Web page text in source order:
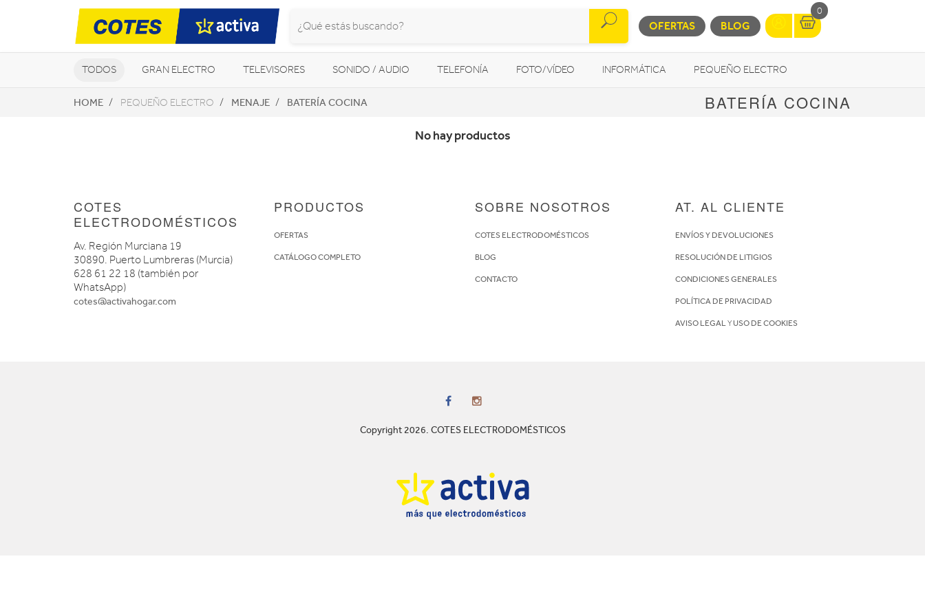
OFERTAS BLOG
0
TODOS GRAN ELECTRO TELEVISORES SONIDO / AUDIO TELEFONÍA FOTO/VÍDEO INFORMÁTICA PEQUEÑO ELECTRO
CLIMATIZACIÓN Y CALEFACCIÓN MOVILIDAD URBANA
HOME PEQUEÑO ELECTRO MENAJE BATERÍA COCINA BATERÍA COCINA
No hay productos
COTES
ELECTRODOMÉSTICOS
Av. Región Murciana 19
30890. Puerto Lumbreras (Murcia)
628 61 22 18 (también por
WhatsApp)
cotes@activahogar.com
PRODUCTOS
OFERTAS
CATÁLOGO COMPLETO
SOBRE NOSOTROS
COTES ELECTRODOMÉSTICOS
BLOG
CONTACTO
AT. AL CLIENTE
ENVÍOS Y DEVOLUCIONES
RESOLUCIÓN DE LITIGIOS
CONDICIONES GENERALES
POLÍTICA DE PRIVACIDAD
AVISO LEGAL YUSO DE COOKIES
Copyright 2026. COTES ELECTRODOMÉSTICOS